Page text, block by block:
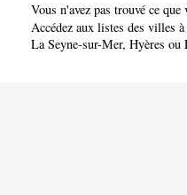
Vous n'avez pas trouvé ce que
Accédez aux listes des villes
La Seyne-sur-Mer, Hyères ou